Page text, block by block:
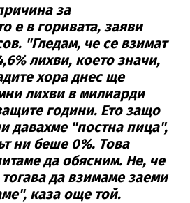
за
е в горивата, заяви
"Гледам, че се взимат
лихви, което значи,
хора днес ще
лихви в милиарди
години. Ето защо
давахме "постна пица",
ни беше 0%. Това
да обясним. Не, че
да взимаме заеми
каза още той.